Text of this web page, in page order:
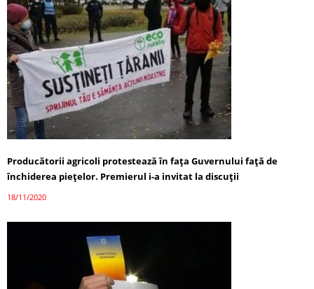
Producătorii agricoli protestează în fața Guvernului față de
închiderea piețelor. Premierul i-a invitat la discuții
18/11/2020